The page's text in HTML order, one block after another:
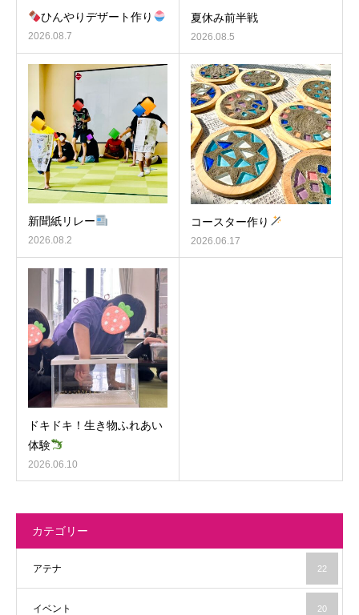
ひんやりデザート作り
2026.08.7
夏休み前半戦
2026.08.5
新聞紙リレー
2026.08.2
コースター作り
2026.06.17
ドキドキ！生き物ふれあい
体験
2026.06.10
カテゴリー
アテナ 22
イベント 20